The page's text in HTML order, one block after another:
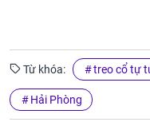
Từ khóa: treo cổ tự
Hải Phòng